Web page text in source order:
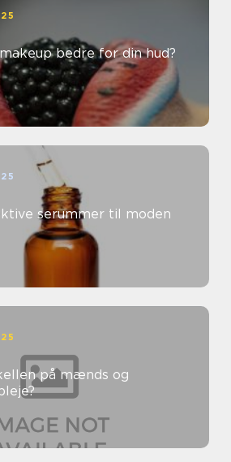
bedre for din hud?
serummer til moden
på mænds og